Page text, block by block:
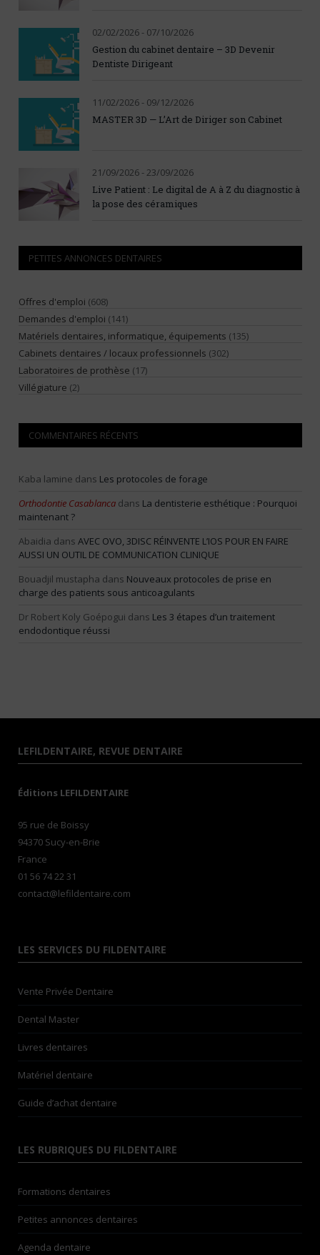
02/02/2026 - 07/10/2026
Gestion du cabinet dentaire – 3D Devenir
Dentiste Dirigeant
11/02/2026 - 09/12/2026
MASTER 3D — L’Art de Diriger son Cabinet
21/09/2026 - 23/09/2026
Live Patient : Le digital de A à Z du diagnostic à
la pose des céramiques
PETITES ANNONCES DENTAIRES
Offres d'emploi (608)
Demandes d'emploi (141)
Matériels dentaires, informatique, équipements (135)
Cabinets dentaires / locaux professionnels (302)
Laboratoires de prothèse (17)
Villégiature (2)
COMMENTAIRES RÉCENTS
Kaba lamine dans Les protocoles de forage
Orthodontie Casablanca dans La dentisterie esthétique : Pourquoi
maintenant ?
Abaidia dans AVEC OVO, 3DISC RÉINVENTE L’IOS POUR EN FAIRE
AUSSI UN OUTIL DE COMMUNICATION CLINIQUE
Bouadjil mustapha dans Nouveaux protocoles de prise en
charge des patients sous anticoagulants
Dr Robert Koly Goépogui dans Les 3 étapes d’un traitement
endodontique réussi
LEFILDENTAIRE, REVUE DENTAIRE
Éditions LEFILDENTAIRE
95 rue de Boissy
94370 Sucy-en-Brie
France
01 56 74 22 31
contact@lefildentaire.com
LES SERVICES DU FILDENTAIRE
Vente Privée Dentaire
Dental Master
Livres dentaires
Matériel dentaire
Guide d’achat dentaire
LES RUBRIQUES DU FILDENTAIRE
Formations dentaires
Petites annonces dentaires
Agenda dentaire